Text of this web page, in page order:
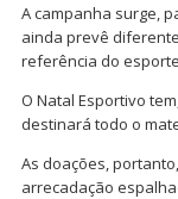
A campanha surge,
ainda prevê
referência do
O Natal Esportivo
destinará todo o
As doações,
arrecadação